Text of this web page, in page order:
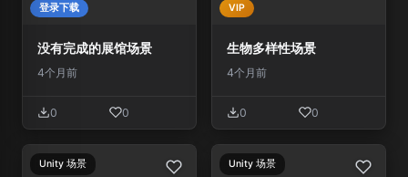
登录下载
没有完成的展馆场景
4个月前
0 0
VIP
生物多样性场景
4个月前
0 0
Unity 场景 Unity 场景